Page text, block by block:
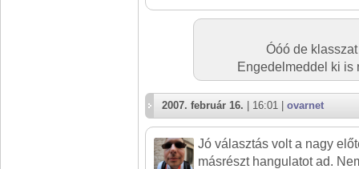
Óóó de
Engedelmeddel ki is
2007. február 16. | 16:01 | ovarnet
Jó választás volt a nagy
másrészt hangulatot ad.